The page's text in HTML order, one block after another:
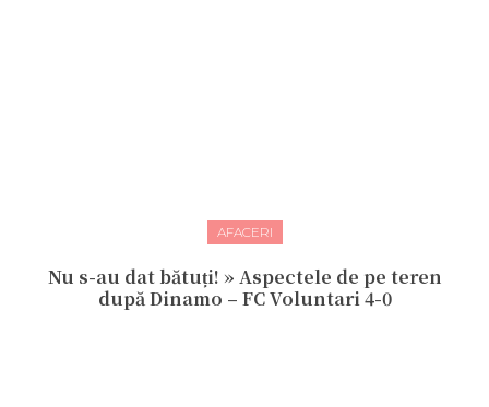
AFACERI
Nu s-au dat bătuți! » Aspectele de pe teren
după Dinamo – FC Voluntari 4-0